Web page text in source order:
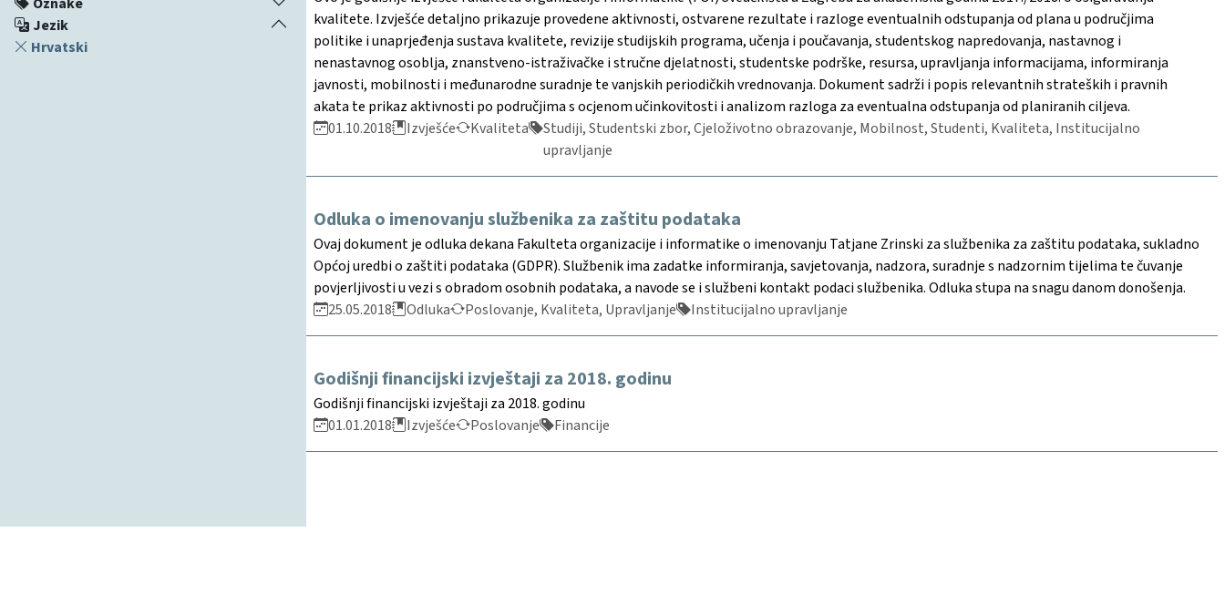
Jezik
Hrvatski
kvalitete. Izvješće detaljno prikazuje provedene aktivnosti, ostvarene rezultate i razloge eventualnih odstupanja od plana u područjima
politike i unaprjeđenja sustava kvalitete, revizije studijskih programa, učenja i poučavanja, studentskog napredovanja, nastavnog i
nenastavnog osoblja, znanstveno-istraživačke i stručne djelatnosti, studentske podrške, resursa, upravljanja informacijama, informiranja
javnosti, mobilnosti i međunarodne suradnje te vanjskih periodičkih vrednovanja. Dokument sadrži i popis relevantnih strateških i pravnih
akata te prikaz aktivnosti po područjima s ocjenom učinkovitosti i analizom razloga za eventualna odstupanja od planiranih ciljeva.
01.10.2018
Izvješće Kvaliteta
Studiji, Studentski zbor, Cjeloživotno obrazovanje, Mobilnost, Studenti, Kvaliteta, Institucijalno
upravljanje
Odluka o imenovanju službenika za zaštitu podataka
Ovaj dokument je odluka dekana Fakulteta organizacije i informatike o imenovanju Tatjane Zrinski za službenika za zaštitu podataka, sukladno
Općoj uredbi o zaštiti podataka (GDPR). Službenik ima zadatke informiranja, savjetovanja, nadzora, suradnje s nadzornim tijelima te čuvanje
povjerljivosti u vezi s obradom osobnih podataka, a navode se i službeni kontakt podaci službenika. Odluka stupa na snagu danom donošenja.
25.05.2018
Odluka Poslovanje, Kvaliteta, Upravljanje Institucijalno upravljanje
Godišnji financijski izvještaji za 2018. godinu
Godišnji financijski izvještaji za 2018. godinu
01.01.2018
Izvješće Poslovanje Financije